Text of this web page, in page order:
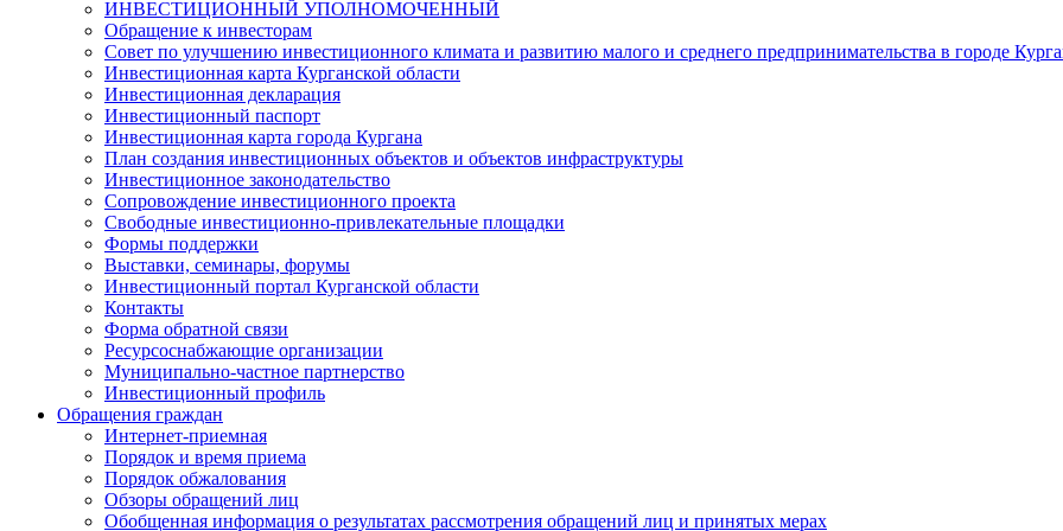
ИНВЕСТИЦИОННЫЙ УПОЛНОМОЧЕННЫЙ
Обращение к инвесторам
Совет по улучшению инвестиционного климата и развитию малого и среднего предпринимательства в городе
Инвестиционная карта Курганской области
Инвестиционная декларация
Инвестиционный паспорт
Инвестиционная карта города Кургана
План создания инвестиционных объектов и объектов инфраструктуры
Инвестиционное законодательство
Сопровождение инвестиционного проекта
Свободные инвестиционно-привлекательные площадки
Формы поддержки
Выставки, семинары, форумы
Инвестиционный портал Курганской области
Контакты
Форма обратной связи
Ресурсоснабжающие организации
Муниципально-частное партнерство
Инвестиционный профиль
Обращения граждан
Интернет-приемная
Порядок и время приема
Порядок обжалования
Обзоры обращений лиц
Обобщенная информация о результатах рассмотрения обращений лиц и принятых мерах